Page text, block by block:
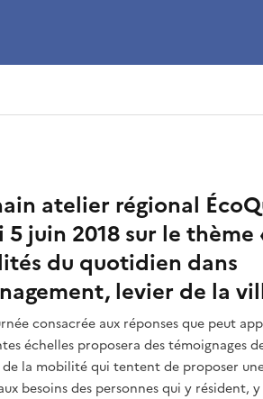
atelier régional
juin 2018 sur le thème
du quotidien dans
levier de la
consacrée aux réponses que peut
échelles proposera des témoignages
de la mobilité qui tentent de proposer
besoins des personnes qui y résident,